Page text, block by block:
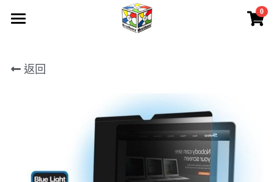
0
所有產品
返回
×
商品分類
所有商品分類